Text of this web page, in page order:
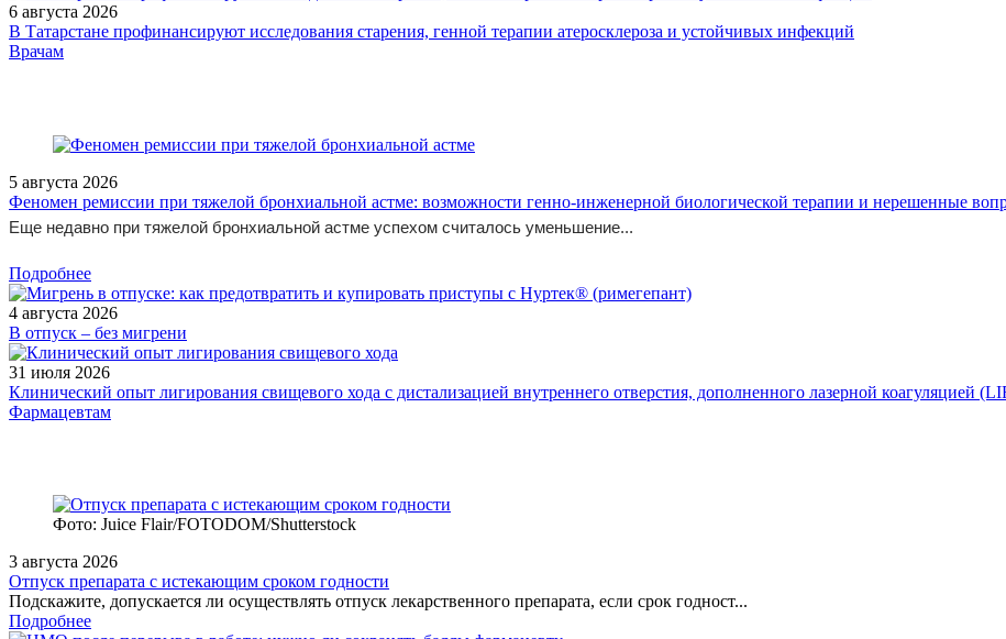
6 августа 2026
В Татарстане профинансируют исследования старения, генной терапии атеросклероза и устойчивых инфекций
/doctor/neurology/Drugie-formy-postinsultnoy-dementsii/
Врачам
5 августа 2026
Феномен ремиссии при тяжелой бронхиальной астме: возможности генно-инженерной биологической терапии и нерешенные
Еще недавно при тяжелой бронхиальной астме успехом считалось уменьшение...
Подробнее
4 августа 2026
В отпуск – без мигрени
31 июля 2026
Клинический опыт лигирования свищевого хода с дистализацией внутреннего отверстия, дополненного лазерной коагуляцией
Фармацевтам
Фото: Juice Flair/FOTODOM/Shutterstoсk
3 августа 2026
Отпуск препарата с истекающим сроком годности
Подскажите, допускается ли осуществлять отпуск лекарственного препарата, если срок годност...
Подробнее